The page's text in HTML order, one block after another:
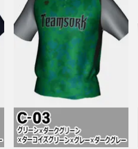
。
可能ですので、この機会にぜ